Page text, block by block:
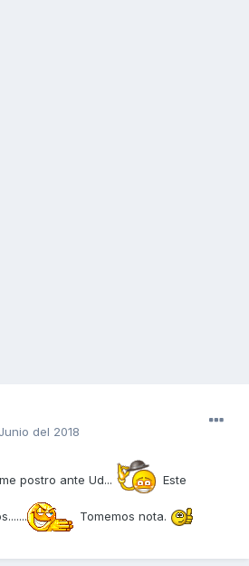
del 2018
postro ante Ud... Este
Tomemos nota.